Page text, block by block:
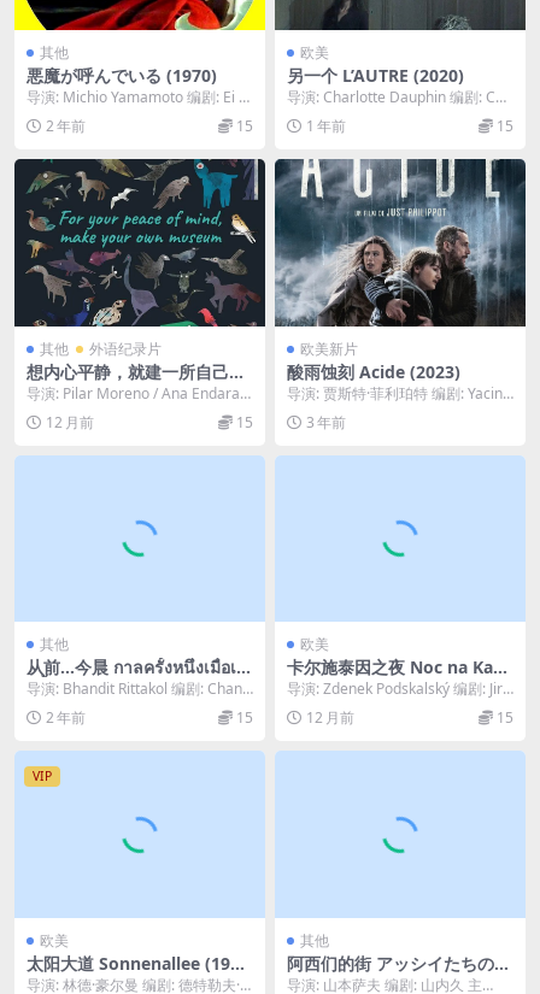
其他
悪魔が呼んでいる (1970)
导演: Michio Yamamoto 编剧: Ei O
gawa 制片国家/地区...
2 年前 15
欧美
另一个 L’AUTRE (2020)
导演: Charlotte Dauphin 编剧: Cha
rlotte Daup...
1 年前 15
其他 外语纪录片
想内心平静，就建一所自己的
博物馆 Para su tranquilida
d, haga su propio museo
(2021)
导演: Pilar Moreno / Ana Endara
Mislov 编剧:...
12 月前 15
欧美新片
酸雨蚀刻 Acide (2023)
导演: 贾斯特·菲利珀特 编剧: Yacine
Badday / 贾斯特·菲利珀...
3 年前
其他
从前…今晨 กาลครั้งหนึ่งเมื่อเช้
านี้ (1994)
导演: Bhandit Rittakol 编剧: Chani
nthorn Pra...
2 年前 15
欧美
卡尔施泰因之夜 Noc na Karlš
tejně (1974)
导演: Zdenek Podskalský 编剧: Jirí
Staidl 主演...
12 月前 15
VIP
欧美
太阳大道 Sonnenallee (199
9)
导演: 林德·豪尔曼 编剧: 德特勒夫·
其他
阿西们的街 アッシイたちの街
(1981)
导演: 山本萨夫 编剧: 山内久 主